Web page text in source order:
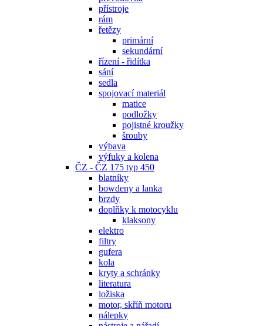
přístroje
rám
řetězy
primární
sekundární
řízení - řidítka
sání
sedla
spojovací materiál
matice
podložky
pojistné kroužky
šrouby
výbava
výfuky a kolena
ČZ - ČZ 175 typ 450
blatníky
bowdeny a lanka
brzdy
doplňky k motocyklu
klaksony
elektro
filtry
gufera
kola
kryty a schránky
literatura
ložiska
motor, skříň motoru
nálepky